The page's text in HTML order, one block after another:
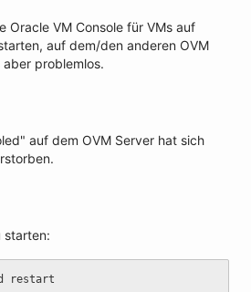
Oracle VM Console für VMs auf
auf dem/den anderen OVM
problemlos.
auf dem OVM Server hat sich
starten:
restart